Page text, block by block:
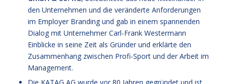
den Unternehmen und die veränderte Anforderungen
im Employer Branding und gab in einem spannenden
Dialog mit Unternehmer Carl-Frank Westermann
Einblicke in seine Zeit als Gründer und erklärte den
Zusammenhang zwischen Profi-Sport und der Arbeit im
Management.